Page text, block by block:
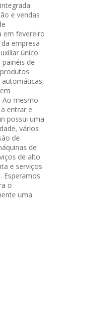
e vendas
em fevereiro
empresa
único
de
Ao mesmo
entrar e
possui uma
vários
de
de
de alto
e serviços
Esperamos
o
uma